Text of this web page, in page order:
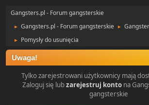
Gangsters.pl - Forum gangsterskie
► Gangsters.pl - Forum gangsterskie ►
► Pomysły do usunięcia
Uwaga!
Tylko zarejestrowani użytkownicy mają
Zaloguj się lubzarejestruj konto na
gangsterskie